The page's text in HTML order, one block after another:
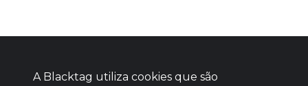
A Blacktag utiliza cookies que são